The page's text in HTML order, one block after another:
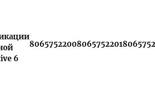
6
80657522008065752201